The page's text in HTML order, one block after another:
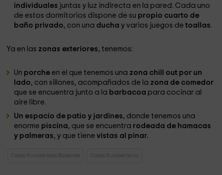
individuales juntas y luz indirecta en la pared. Cada uno
de estos dormitorios dispone de su propio cuarto de
baño privado, con una duchay varios juegos detoallas.
Ya en las zonas exteriores, tenemos:
Un porche en el que tenemos una zona chill out por un
lado, con sillones, acompañados de la zona de comedor
que se encuentra junto a la barbacoa para cocinar al
aire libre.
Un espacio de patio y jardines, donde tenemos una
enorme piscina, que se encuentra rodeada de hamacas
y palmeras, y que tienevistas al pinar.
Casas Rurales Islas Baleares Casas Rurales Ibiza